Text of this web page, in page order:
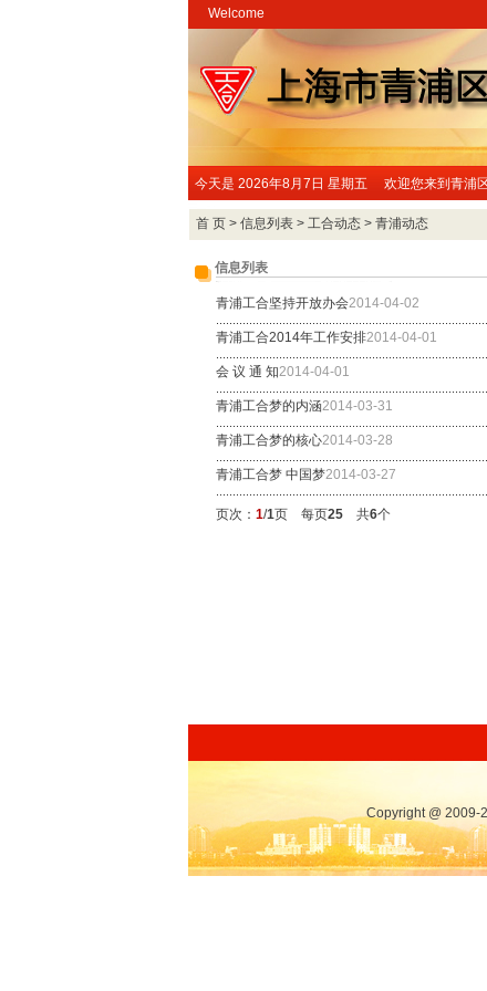
Welcome
今天是 2026年8月7日 星期五 欢迎您来到青浦
首 页> 信息列表> 工合动态> 青浦动态
信息列表
青浦工合坚持开放办会2014-04-02
青浦工合2014年工作安排2014-04-01
会 议 通 知2014-04-01
青浦工合梦的内涵2014-03-31
青浦工合梦的核心2014-03-28
青浦工合梦 中国梦2014-03-27
页次： 1/1页 每页25共6个
Copyright @ 2009-